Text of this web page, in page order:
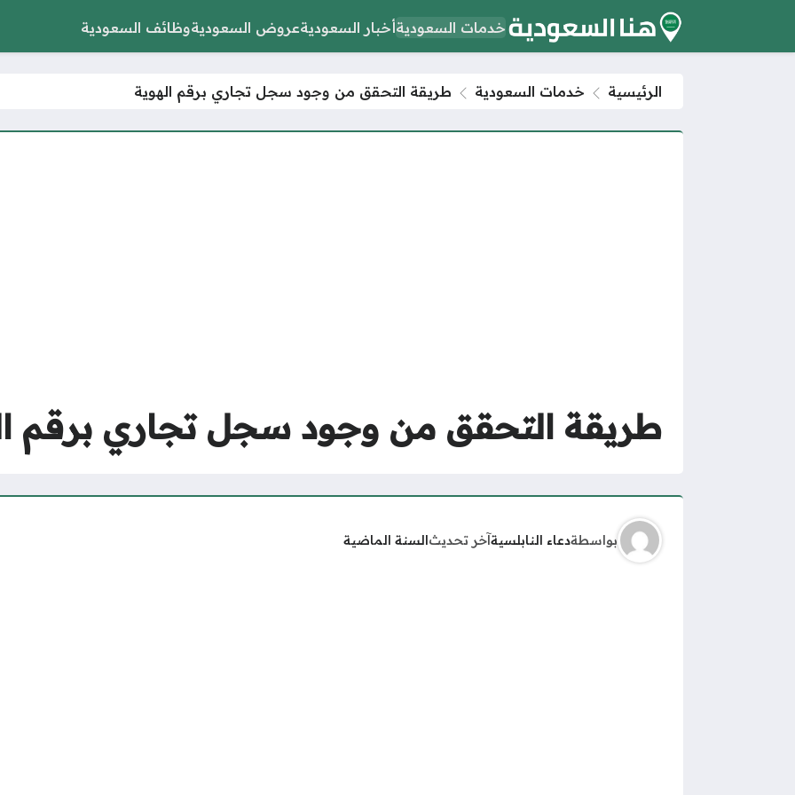
خدمات السعوديةأخبار السعوديةعروض السعوديةوظائف السعودية
الرئيسية خدمات السعودية طريقة التحقق من وجود سجل تجاري برقم الهوية
طريقة التحقق من وجود سجل تجاري برقم
بواسطةدعاء النابلسيةآخر تحديثالسنة الماضية